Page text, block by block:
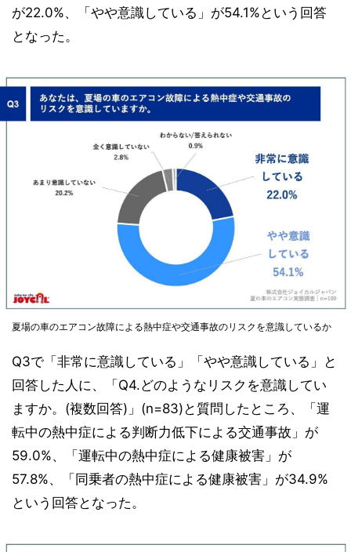
が22.0%、「やや意識している」が54.1%という回答
となった。
夏場の車のエアコン故障による熱中症や交通事故のリスクを意識しているか
Q3で「非常に意識している」「やや意識している」と
回答した人に、「Q4.どのようなリスクを意識してい
ますか。(複数回答)」(n=83)と質問したところ、「運
転中の熱中症による判断力低下による交通事故」が
59.0%、「運転中の熱中症による健康被害」が
57.8%、「同乗者の熱中症による健康被害」が34.9%
という回答となった。